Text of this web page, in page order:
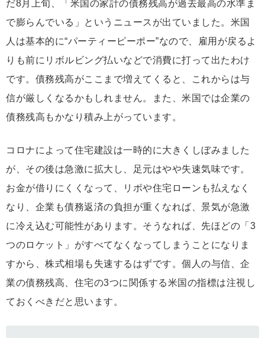
だ8月上旬、「米国の家計の債務残高が過去最高の水準ま
で膨らんでいる」というニュースが出ていました。米国
人は基本的に“パーティーピーポー”なので、雇用が戻るよ
りも前にリボルビング払いなどで消費に打って出たわけ
です。債務残高がここまで増えてくると、これからは与
信が厳しくなるかもしれません。また、米国では企業の
債務残高もかなり積み上がっています。
コロナによって住宅建設は一時的に大きくしぼみました
が、その後は急激に拡大し、足元はやや失速気味です。
お金が借りにくくなって、リボや住宅ローンも払えなく
なり、企業も債務返済の負担が重くなれば、景気が急激
に冷え込む可能性があります。そうなれば、先ほどの「3
つのロケット」がすべてなくなってしまうことになりま
すから、株式相場も失速するはずです。個人の与信、企
業の債務残高、住宅の3つに関係する米国の指標は注視し
ておくべきだと思います。